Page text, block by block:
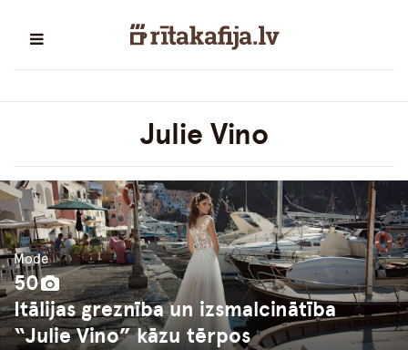
Julie Vino
Mode
50
Itālijas greznība un izsmalcinātība
“Julie Vino” kāzu tērpos